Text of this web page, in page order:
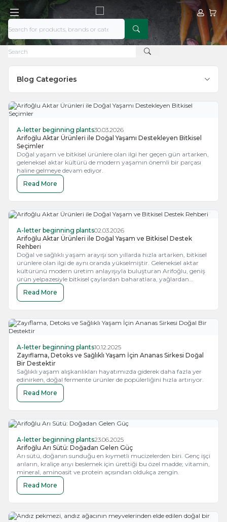
MyMy
Blog Categories
A-letter beginning plants30.03.2026
Arifoğlu Aktar Ürünleri ile Doğal Yaşamı Destekleyen Bitkisel
Seçimler
Doğal yaşam ve bitkisel ürünlere olan ilgi her geçen gün artarken,
geleneksel aktar kültürü de modern yaşamın önemli bir parçası
haline gelmeye devam ediyor.
Read More
A-letter beginning plants02.03.2026
Arifoğlu Aktar Ürünleri ile Doğal Yaşam ve Bitkisel Destek
Rehberi
Doğal ve sağlıklı yaşam arayışı son yıllarda hızla artarken, bitkisel
ürünlere olan ilgi de aynı oranda yükselmiştir. Geleneksel aktar
kültürünü modern üretim anlayışıyla buluşturan Arifoğlu, geniş
ürün yelpazesiyle bitkisel çaylardan baharatlara, yağlardan
takviye edici gıdalara kadar birçok doğal ürünü tüketicilerle
buluşturmaktadır.
Read More
A-letter beginning plants10.12.2025
Zayıflama, Detoks ve Sağlıklı Yaşam İçin Ananas Sirkesi Doğal
Bir Destektir
Sağlıklı yaşam alışkanlıkları hayatımızda giderek daha fazla yer
edinirken, doğal fermente ürünler de popülerliğini hızla artırıyor.
Read More
A-letter beginning plants23.06.2025
Arifoğlu Arı Sütü: Doğadan Gelen Güç
Arı sütü, doğanın sunduğu en kıymetli mucizelerden biri. Genç işçi
arıların, kraliçe arıyı beslemek için ürettiği bu özel madde; vitamin,
mineral, aminoasit ve protein açısından oldukça zengin.
Read More